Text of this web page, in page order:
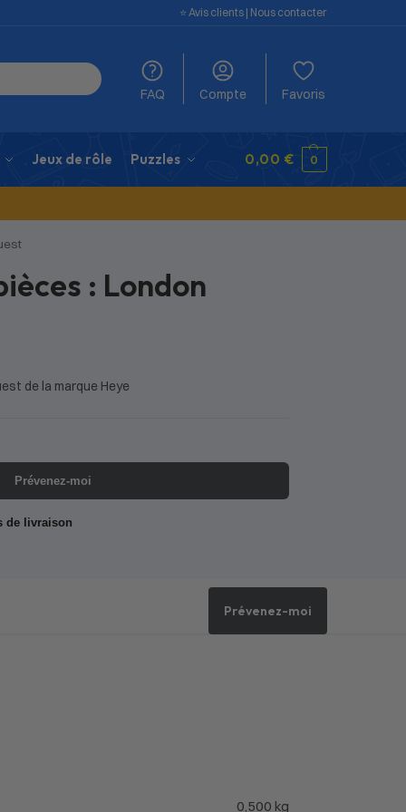
⭐️ Avis clients | Nous contacter
FAQ Compte Favoris
Jeux de rôle Puzzles 0,00 € 0
: London
de la marque Heye
Prévenez-moi
de livraison
Prévenez-moi
0,500 kg